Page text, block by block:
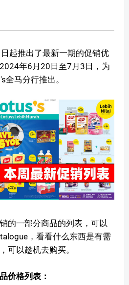
起推出了最新一期的促销优
年6月20日至7月3日，为
马分行推出。
的一部分商品的列表，可以
，看看什么东西是有需
可以趁机去购买。
价格列表：